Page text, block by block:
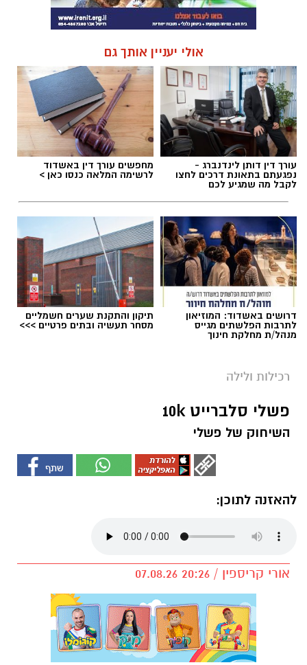
אולי יעניין אותך גם
עורך דין דותן לינדנברג -
נפגעתם בתאונת דרכים לחצו
לקבל מה שמגיע לכם
מחפשים עורך דין באשדוד
לרשימה המלאה כנסו כאן >
דרושים באשדוד: המוזיאון
לתרבות הפלשתים מגייס
מנהל/ת מחלקת חינוך
תיקון והתקנת שערים חשמליים
מסחר תעשיה ובתים פרטיים >>>
רכילות ולילה
פשלי סלברייט 10k
השיחוק של פשלי
להאזנה לתוכן:
אורי קריספין / 20:26 07.08.26